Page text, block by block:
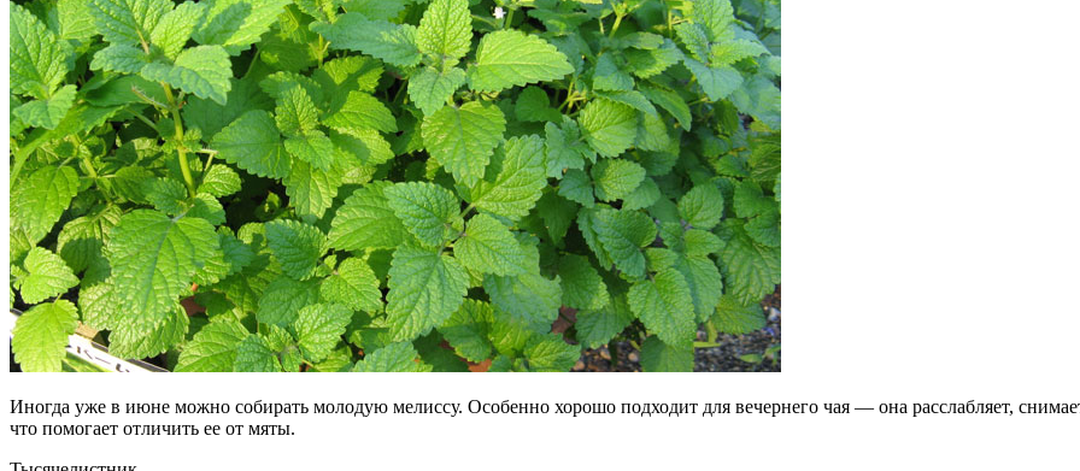
Иногда уже в июне можно собирать молодую мелиссу. Особенно хорошо подходит для вечернего чая — она расслабляет,
что помогает отличить ее от мяты.